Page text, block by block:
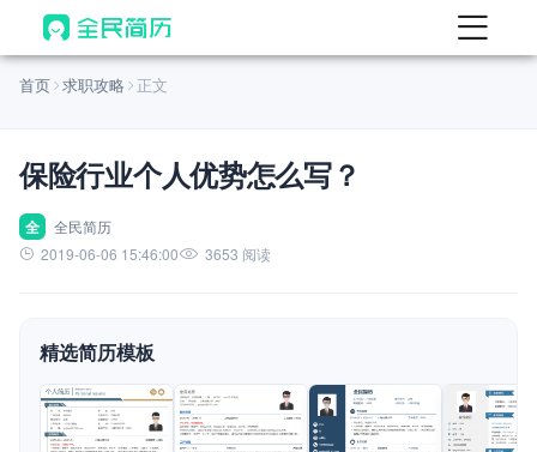
首页
AI 生成简历
AI 优化简历
AI 翻译简历
AI 模拟面试
面试自我介绍
AI 职场工具 New
首页 求职攻略 正文
保险行业个人优势怎么写？
全
全民简历
2019-06-06 15:46:00
3653 阅读
精选简历模板